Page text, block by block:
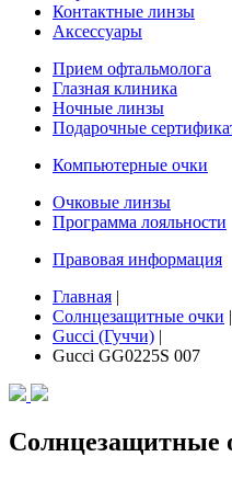
Контактные линзы
Аксессуары
Прием офтальмолога
Глазная клиника
Ночные линзы
Подарочные
Компьютерные очки
Очковые линзы
Программа лояльности
Правовая информация
Главная |
Солнцезащитные очки |
Gucci (Гуччи) |
Gucci GG0225S 007
Солнцезащитные